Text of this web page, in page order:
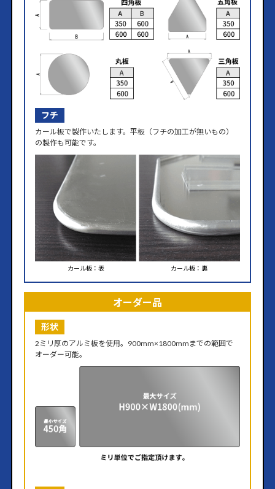
フチ
カール板で製作いたします。平板（フチの加工が無いもの）
の製作も可能です。
カール板：表 カール板：裏
オーダー品
形状
2ミリ厚のアルミ板を使用。900mm×1800mmまでの範囲で
オーダー可能。